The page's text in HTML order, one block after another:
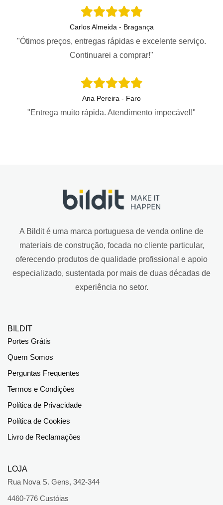
Carlos Almeida - Bragança
"Ótimos preços, entregas rápidas e excelente serviço.
Continuarei a comprar!"
Ana Pereira - Faro
"Entrega muito rápida. Atendimento impecável!"
A Bildit é uma marca portuguesa de venda online de
materiais de construção, focada no cliente particular,
oferecendo produtos de qualidade profissional e apoio
especializado, sustentada por mais de duas décadas de
experiência no setor.
BILDIT
Portes Grátis
Quem Somos
Perguntas Frequentes
Termos e Condições
Política de Privacidade
Política de Cookies
Livro de Reclamações
LOJA
Rua Nova S. Gens, 342-344
4460-776 Custóias